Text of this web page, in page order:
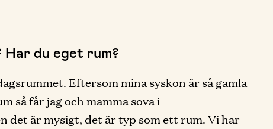
Har du eget rum?
Eftersom mina syskon är så gamla
så får jag och mamma sova i
det är mysigt, det är typ som ett rum. Vi har